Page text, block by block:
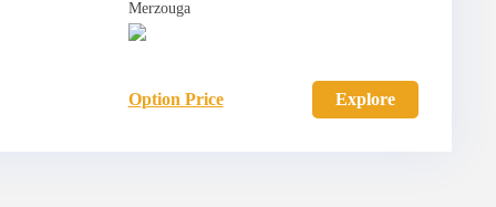
Merzouga
Option Price Explore